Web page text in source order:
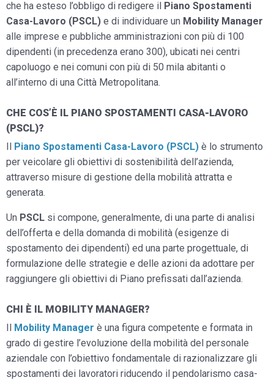
che ha esteso l’obbligo di redigere il Piano Spostamenti
Casa-Lavoro (PSCL) e di individuare un Mobility Manager
alle imprese e pubbliche amministrazioni con più di 100
dipendenti (in precedenza erano 300), ubicati nei centri
capoluogo e nei comuni con più di 50 mila abitanti o
all’interno di una Città Metropolitana.
CHE COS’È IL PIANO SPOSTAMENTI CASA-LAVORO
(PSCL)?
Il Piano Spostamenti Casa-Lavoro (PSCL) è lo strumento
per veicolare gli obiettivi di sostenibilità dell’azienda,
attraverso misure di gestione della mobilità attratta e
generata.
Un PSCL si compone, generalmente, di una parte di analisi
dell’offerta e della domanda di mobilità (esigenze di
spostamento dei dipendenti) ed una parte progettuale, di
formulazione delle strategie e delle azioni da adottare per
raggiungere gli obiettivi di Piano prefissati dall’azienda.
CHI È IL MOBILITY MANAGER?
Il Mobility Manager è una figura competente e formata in
grado di gestire l’evoluzione della mobilità del personale
aziendale con l’obiettivo fondamentale di razionalizzare gli
spostamenti dei lavoratori riducendo il pendolarismo casa-